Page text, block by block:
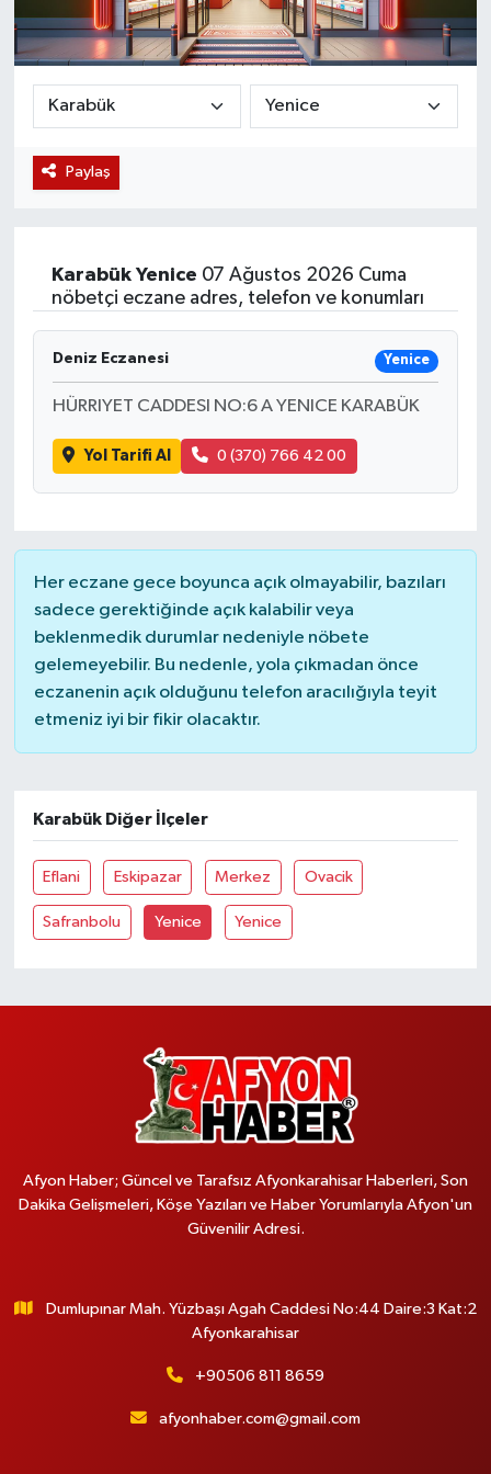
Paylaş
Karabük Yenice 07 Ağustos 2026 Cuma
nöbetçi eczane adres, telefon ve konumları
Deniz Eczanesi Yenice
HÜRRIYET CADDESI NO:6 A YENICE KARABÜK
Yol Tarifi Al 0 (370) 766 42 00
Her eczane gece boyunca açık olmayabilir, bazıları
sadece gerektiğinde açık kalabilir veya
beklenmedik durumlar nedeniyle nöbete
gelemeyebilir. Bu nedenle, yola çıkmadan önce
eczanenin açık olduğunu telefon aracılığıyla teyit
etmeniz iyi bir fikir olacaktır.
Karabük Diğer İlçeler
Eflani Eskipazar Merkez Ovacik
Safranbolu Yenice Yenice
Afyon Haber; Güncel ve Tarafsız Afyonkarahisar Haberleri, Son
Dakika Gelişmeleri, Köşe Yazıları ve Haber Yorumlarıyla Afyon'un
Güvenilir Adresi.
Dumlupınar Mah. Yüzbaşı Agah Caddesi No:44 Daire:3 Kat:2
Afyonkarahisar
+90506 811 8659
afyonhaber.com@gmail.com
Magazin
Etkinlikler